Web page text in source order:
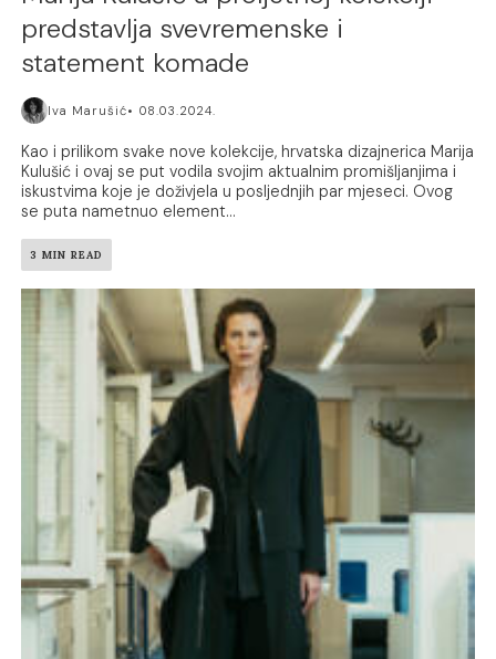
predstavlja svevremenske i
statement komade
Iva Marušić 08.03.2024.
Kao i prilikom svake nove kolekcije, hrvatska dizajnerica Marija
Kulušić i ovaj se put vodila svojim aktualnim promišljanjima i
iskustvima koje je doživjela u posljednjih par mjeseci. Ovog
se puta nametnuo element...
3 MIN READ